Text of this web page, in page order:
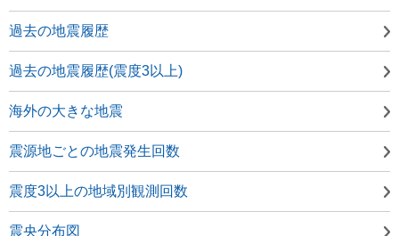
過去の地震履歴
過去の地震履歴(震度3以上)
海外の大きな地震
震源地ごとの地震発生回数
震度3以上の地域別観測回数
震央分布図